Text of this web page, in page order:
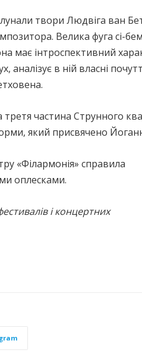
твори Людвіга ван
Велика фуга сі-
має інтроспективний
аналізує в ній власні
частина Струнного
який присвячено
«Філармонія» справила
оплесками.
і концертних